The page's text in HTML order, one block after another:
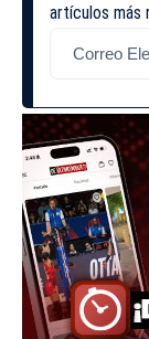
artículos más